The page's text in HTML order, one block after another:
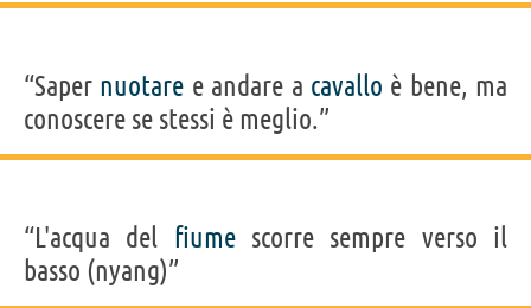
“Saper nuotare e andare a cavallo è bene, ma
conoscere se stessi è meglio.”
“L'acqua del fiumescorre sempre verso il
basso (nyang)”